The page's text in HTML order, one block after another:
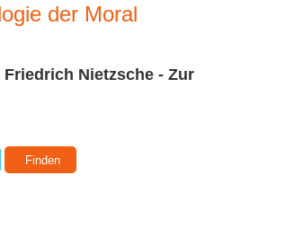
der Moral
Nietzsche - Zur